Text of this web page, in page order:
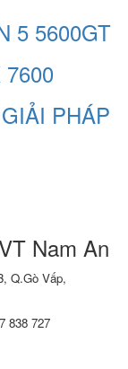
5 5600GT
7600
PHÁP
Nam An
Q.Gò Vấp,
838 727